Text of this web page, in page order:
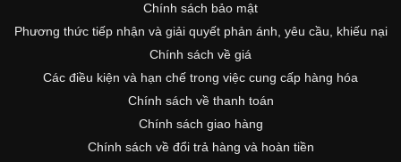
Chính sách bảo mật
Phương thức tiếp nhận và giải quyết phản ánh, yêu cầu, khiếu nại
Chính sách về giá
Các điều kiện và hạn chế trong việc cung cấp hàng hóa
Chính sách về thanh toán
Chính sách giao hàng
Chính sách về đổi trả hàng và hoàn tiền